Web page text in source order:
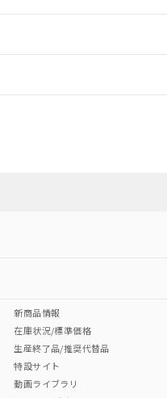
ダ
Cr(VI)
新商品情報
在庫状況/標準価格
生産終了品/推奨代替品
特設サイト
動画ライブラリ